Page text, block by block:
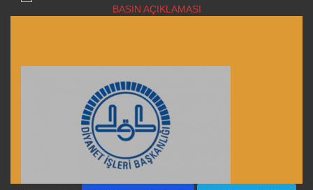
BASIN AÇIKLAMASI